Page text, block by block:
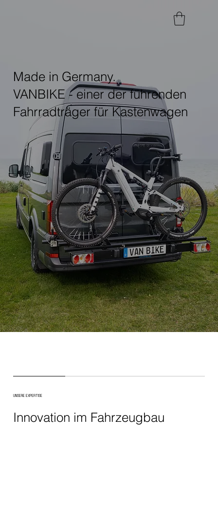
Made in Germany.
VANBIKE - einer der führenden
Fahrradträger für Kastenwagen
UNSERE EXPERTISE
Innovation im Fahrzeugbau